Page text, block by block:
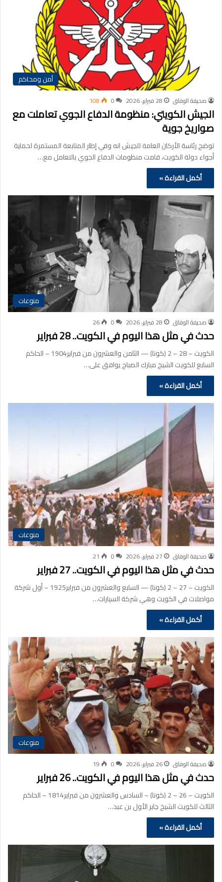
أمن ومحاكم
صحيفة الوفاق 28 فبراير، 2026 0
108
الجيش الكويتي: منظومة الدفاع الجوي تعاملت مع
صواريخ جوية
ﺗﻮﺿﺢ رﺋﺎﺳﺔ اﻷرﻛﺎن اﻟﻌﺎﻣﺔ ﻟﻠﺠﯿﺶ انه وﻓﻲ إطﺎر اﻟﻤﺘﺎﺑﻌﺔ اﻟﻤﺴﺘﻤﺮة ﻟﺤﻤﺎﯾﺔ
أﺟﻮاء دوﻟﺔ اﻟﻜﻮﯾﺖ، ﻗﺎﻣﺖ ﻣﻨﻈﻮﻣﺎت اﻟﺪﻓﺎع اﻟﺠﻮي ﺑﺎﻟﺘﻌﺎﻣﻞ ﻣﻊ…
أكمل القراءة »
منوعات
صحيفة الوفاق 28 فبراير، 2026 0
26
حدث في مثل هذا اليوم في الكويت.. 28 فبراير
الكويت – 28 – 2 (كونا) — الثامن والعشرون من فبراير1904 – الحاكم
السابع للكويت الشيخ مبارك الصباح يوافق على…
أكمل القراءة »
منوعات
صحيفة الوفاق 27 فبراير، 2026 0
21
حدث في مثل هذا اليوم في الكويت.. 27 فبراير
الكويت – 27 – 2 (كونا) — السابع والعشرون من فبراير1925 – أول شركة
مواصلات في الكويت وهي شركة السيارات…
أكمل القراءة »
منوعات
صحيفة الوفاق 26 فبراير، 2026 0
19
حدث في مثل هذا اليوم في الكويت.. 26 فبراير
الكويت – 26 – 2 (كونا) – السادس والعشرون من فبراير1814 – الحاكم
الثالث للكويت الشيخ جابر الأول بن عبد…
أكمل القراءة »